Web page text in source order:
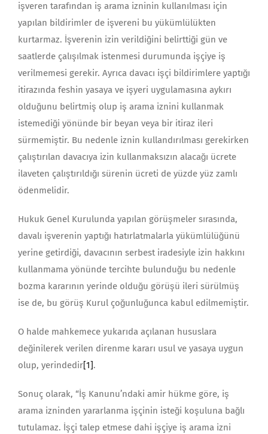
işveren tarafından iş arama izninin kullanılması için
yapılan bildirimler de işvereni bu yükümlülükten
kurtarmaz. İşverenin izin verildiğini belirttiği gün ve
saatlerde çalışılmak istenmesi durumunda işçiye iş
verilmemesi gerekir. Ayrıca davacı işçi bildirimlere yaptığı
itirazında feshin yasaya ve işyeri uygulamasına aykırı
olduğunu belirtmiş olup iş arama iznini kullanmak
istemediği yönünde bir beyan veya bir itiraz ileri
sürmemiştir. Bu nedenle iznin kullandırılması gerekirken
çalıştırılan davacıya izin kullanmaksızın alacağı ücrete
ilaveten çalıştırıldığı sürenin ücreti de yüzde yüz zamlı
ödenmelidir.
Hukuk Genel Kurulunda yapılan görüşmeler sırasında,
davalı işverenin yaptığı hatırlatmalarla yükümlülüğünü
yerine getirdiği, davacının serbest iradesiyle izin hakkını
kullanmama yönünde tercihte bulunduğu bu nedenle
bozma kararının yerinde olduğu görüşü ileri sürülmüş
ise de, bu görüş Kurul çoğunluğunca kabul edilmemiştir.
O halde mahkemece yukarıda açılanan hususlara
değinilerek verilen direnme kararı usul ve yasaya uygun
olup, yerindedir[1] .
Sonuç olarak, “İş Kanunu’ndaki amir hükme göre, iş
arama izninden yararlanma işçinin isteği koşuluna bağlı
tutulamaz. İşçi talep etmese dahi işçiye iş arama izni